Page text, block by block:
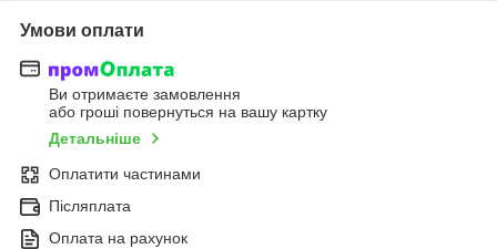
Умови оплати
Ви отримаєте замовлення
або гроші повернуться на вашу картку
Детальніше
Оплатити частинами
Післяплата
Оплата на рахунок